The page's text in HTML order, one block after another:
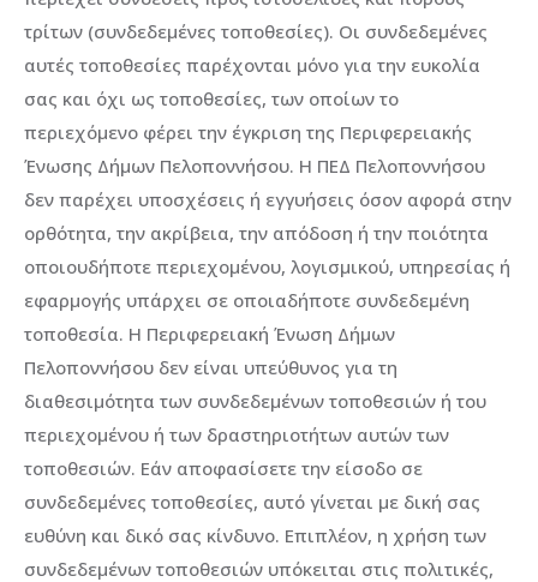
τρίτων (συνδεδεμένες τοποθεσίες). Οι συνδεδεμένες
αυτές τοποθεσίες παρέχονται μόνο για την ευκολία
σας και όχι ως τοποθεσίες, των οποίων το
περιεχόμενο φέρει την έγκριση της Περιφερειακής
Ένωσης Δήμων Πελοποννήσου. H ΠΕΔ Πελοποννήσου
δεν παρέχει υποσχέσεις ή εγγυήσεις όσον αφορά στην
ορθότητα, την ακρίβεια, την απόδοση ή την ποιότητα
οποιουδήποτε περιεχομένου, λογισμικού, υπηρεσίας ή
εφαρμογής υπάρχει σε οποιαδήποτε συνδεδεμένη
τοποθεσία. H Περιφερειακή Ένωση Δήμων
Πελοποννήσου δεν είναι υπεύθυνος για τη
διαθεσιμότητα των συνδεδεμένων τοποθεσιών ή του
περιεχομένου ή των δραστηριοτήτων αυτών των
τοποθεσιών. Εάν αποφασίσετε την είσοδο σε
συνδεδεμένες τοποθεσίες, αυτό γίνεται με δική σας
ευθύνη και δικό σας κίνδυνο. Επιπλέον, η χρήση των
συνδεδεμένων τοποθεσιών υπόκειται στις πολιτικές,